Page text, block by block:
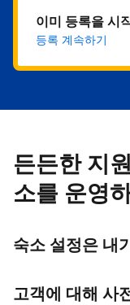
이미 등록을 시
등록 계속하기
든든한 지
소를 운영
숙소 설정은 내
고객에 대해 사